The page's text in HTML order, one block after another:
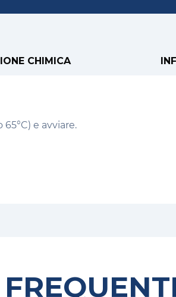
CHIMICA
e avviare.